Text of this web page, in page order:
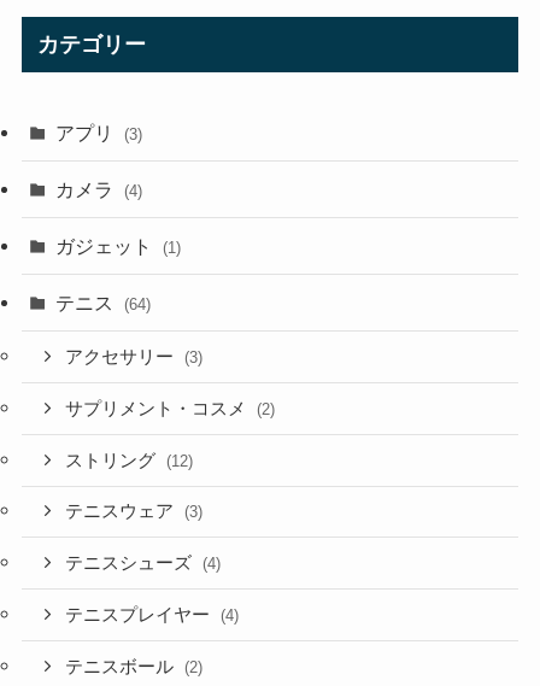
カテゴリー
アプリ (3)
カメラ (4)
ガジェット (1)
テニス (64)
アクセサリー (3)
サプリメント・コスメ (2)
ストリング (12)
テニスウェア (3)
テニスシューズ (4)
テニスプレイヤー (4)
テニスボール (2)